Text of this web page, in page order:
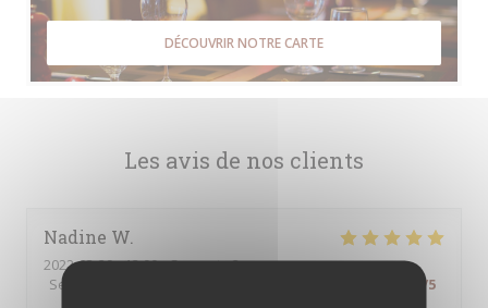
Les avis de nos clients
Nadine W
2022-03-29- 12:00 - Couverts 2
Service
/5
DÉCOUVRIR NOTRE CARTE